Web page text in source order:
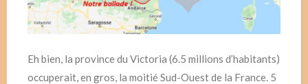
Eh bien, la province du Victoria (6.5 millions d’habitants)
occuperait, en gros, la moitié Sud-Ouest de la France. 5